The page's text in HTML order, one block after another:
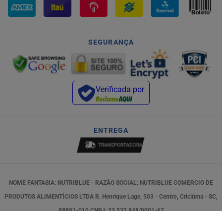
SEGURANÇA
Verificada por
ENTREGA
NOME FANTASIA: NUTRIBLUE - RAZÃO SOCIAL: NUTRIBLUE COMERCIO DE
PRODUTOS ALIMENTÍCIOS LTDA R. Henrique Lage, 503 - Centro, Criciúma - SC,